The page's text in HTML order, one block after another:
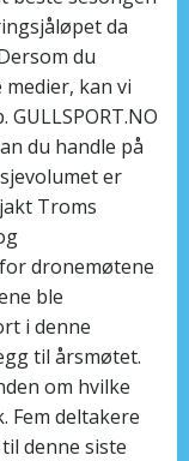
da
du
kan vi
du handle på
er
Troms
dronemøtene
ble
i denne
til årsmøtet.
om hvilke
Fem deltakere
denne siste